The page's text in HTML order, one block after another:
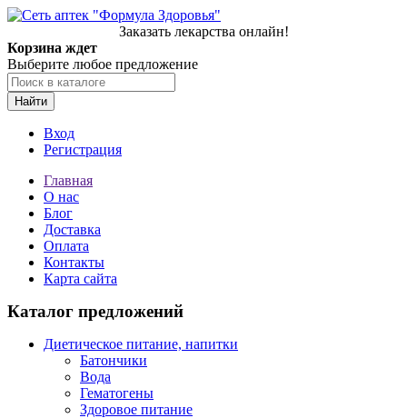
Заказать лекарства онлайн!
Корзина ждет
Выберите любое предложение
Найти
Вход
Регистрация
Главная
О нас
Блог
Доставка
Оплата
Контакты
Карта сайта
Каталог предложений
Диетическое питание, напитки
Батончики
Вода
Гематогены
Здоровое питание